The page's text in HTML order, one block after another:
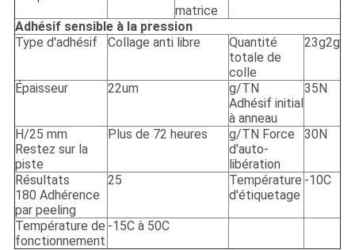
matrice
Adhésif sensible à la pression
Type d'adhésif
Collage anti libre
Quantité
totale de
colle
23g2g
Épaisseur 22um
g/TN
Adhésif initial
à anneau
35N
H/25 mm
Restez sur la
piste
Plus de 72 heures
g/TN Force
d'auto-
libération
30N
Résultats
180 Adhérence
par peeling
25
Température
d'étiquetage
-10C
Température de
fonctionnement
-15C à 50C